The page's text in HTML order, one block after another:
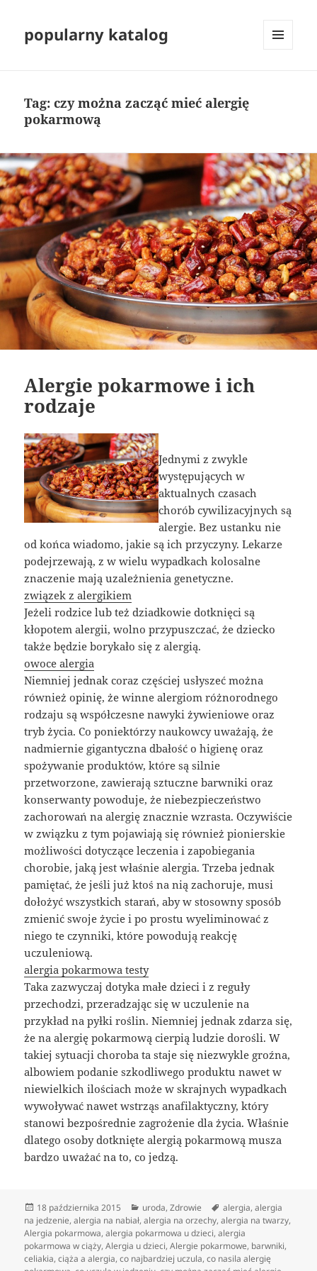
popularny katalog
Tag:czy można zacząć mieć alergię
pokarmową
Alergie pokarmowe i ich
rodzaje
Jednymi z zwykle
występujących w
aktualnych czasach
chorób cywilizacyjnych są
alergie. Bez ustanku nie
od końca wiadomo, jakie są ich przyczyny. Lekarze
podejrzewają, z w wielu wypadkach kolosalne
znaczenie mają uzależnienia genetyczne.
związek z alergikiem
Jeżeli rodzice lub też dziadkowie dotknięci są
kłopotem alergii, wolno przypuszczać, że dziecko
także będzie borykało się z alergią.
owoce alergia
Niemniej jednak coraz częściej usłyszeć można
również opinię, że winne alergiom różnorodnego
rodzaju są współczesne nawyki żywieniowe oraz
tryb życia. Co poniektórzy naukowcy uważają, że
nadmiernie gigantyczna dbałość o higienę oraz
spożywanie produktów, które są silnie
przetworzone, zawierają sztuczne barwniki oraz
konserwanty powoduje, że niebezpieczeństwo
zachorowań na alergię znacznie wzrasta. Oczywiście
w związku z tym pojawiają się również pionierskie
możliwości dotyczące leczenia i zapobiegania
chorobie, jaką jest właśnie alergia. Trzeba jednak
pamiętać, że jeśli już ktoś na nią zachoruje, musi
dołożyć wszystkich starań, aby w stosowny sposób
zmienić swoje życie i po prostu wyeliminować z
niego te czynniki, które powodują reakcję
uczuleniową.
alergia pokarmowa testy
Taka zazwyczaj dotyka małe dzieci i z reguły
przechodzi, przeradzając się w uczulenie na
przykład na pyłki roślin. Niemniej jednak zdarza się,
że na alergię pokarmową cierpią ludzie dorośli. W
takiej sytuacji choroba ta staje się niezwykle groźna,
albowiem podanie szkodliwego produktu nawet w
niewielkich ilościach może w skrajnych wypadkach
wywoływać nawet wstrząs anafilaktyczny, który
stanowi bezpośrednie zagrożenie dla życia. Właśnie
dlatego osoby dotknięte alergią pokarmową musza
bardzo uważać na to, co jedzą.
Data
publikacji
18 października 2015 Kategorie
uroda,Zdrowie Tagi
alergia,alergia
na jedzenie,alergia na nabiał,alergia na orzechy,alergia na twarzy,
Alergia pokarmowa,alergia pokarmowa u dzieci,alergia
pokarmowa w ciąży,Alergia u dzieci,Alergie pokarmowe, barwniki,
celiakia,ciąża a alergia,co najbardziej uczula,co nasila alergię